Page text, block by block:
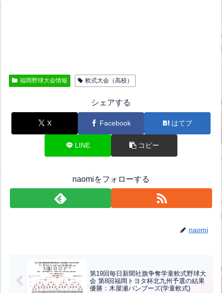
福岡野球大会情報 軟式大会（高校）
シェアする
X Facebook はてブ
LINE コピー
naomiをフォローする
naomi
第19回毎日新聞社旗争奪学童軟式野球大
会 第8回福岡トヨタ杯北九州予選の結果
優勝：木屋瀬バンブーズ(学童軟式)